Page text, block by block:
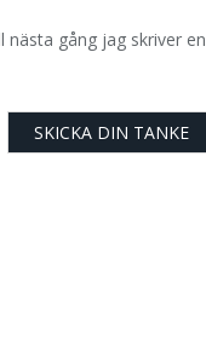
gång jag skriver en